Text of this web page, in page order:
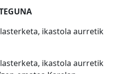
ikastola aurretik
ikastola aurretik